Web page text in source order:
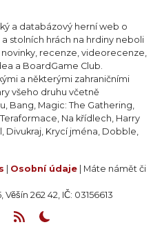
a databázový herní web o
stolních hrách na hrdiny neboli
novinky, recenze, videorecenze,
a BoardGame Club.
a některými zahraničními
všeho druhu včetně
Bang, Magic: The Gathering,
Na křídlech, Harry
Divukraj, Krycí jména, Dobble,
Osobní údaje | Máte námět či
262 42, IČ: 03156613